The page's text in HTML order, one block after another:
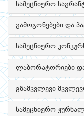
სამეცნიერო
გამოგონებები და
სამეცნიერო
ლაბორატორიები
გზამკვლევი
სამეცნიერო